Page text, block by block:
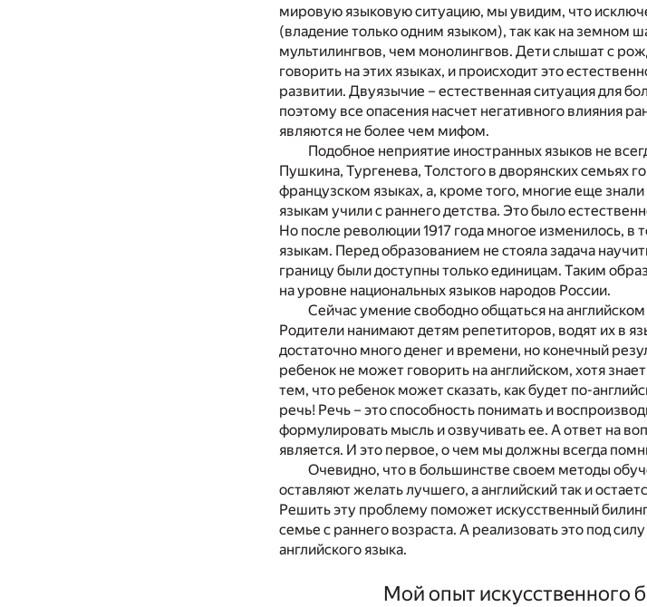
мировую языковую ситуацию, мы увидим, что
(владение только одним языком), так как на земном
мультилингвов, чем монолингвов. Дети слышат с
говорить на этих языках, и происходит это
развитии. Двуязычие – естественная ситуация для
поэтому все опасения насчет негативного влияния
являются не более чем мифом.
Подобное неприятие иностранных языков не
Пушкина, Тургенева, Толстого в дворянских семьях
французском языках, а, кроме того, многие еще
языкам учили с раннего детства. Это было
Но после революции 1917 года многое изменилось,
языкам. Перед образованием не стояла задача
границу были доступны только единицам. Таким
на уровне национальных языков народов России.
Сейчас умение свободно общаться на
Родители нанимают детям репетиторов, водят их в
достаточно много денег и времени, но конечный
ребенок не может говорить на английском, хотя
тем, что ребенок может сказать, как будет по-
речь! Речь – это способность понимать и
формулировать мысль и озвучивать ее. А ответ на
является. И это первое, о чем мы должны всегда
Очевидно, что в большинстве своем методы
оставляют желать лучшего, а английский так и
Решить эту проблему поможет искусственный
семье с раннего возраста. А реализовать это под
английского языка.
Мой опыт искусственного